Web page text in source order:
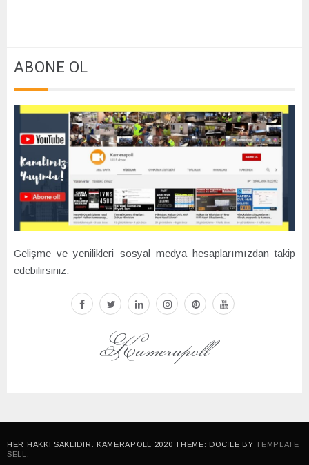
ABONE OL
Gelişme ve yenilikleri sosyal medya hesaplarımızdan takip
edebilirsiniz.
facebook
twitter linkedininstagrampinterestyoutube
Kamerapoll
HER HAKKI SAKLIDIR. KAMERAPOLL 2020 THEME: DOCILE BYTEMPLATE
SELL